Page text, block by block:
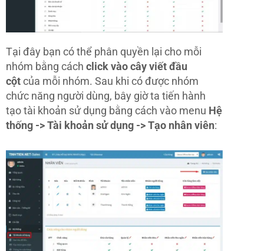
Tại đây bạn có thể phân quyền lại cho mỗi
nhóm bằng cách click vào cây viết đầu
cộtcủa mỗi nhóm. Sau khi có được nhóm
chức năng người dùng, bây giờ ta tiến hành
tạo tài khoản sử dụng bằng cách vào menu Hệ
thống -> Tài khoản sử dụng -> Tạo nhân viên: